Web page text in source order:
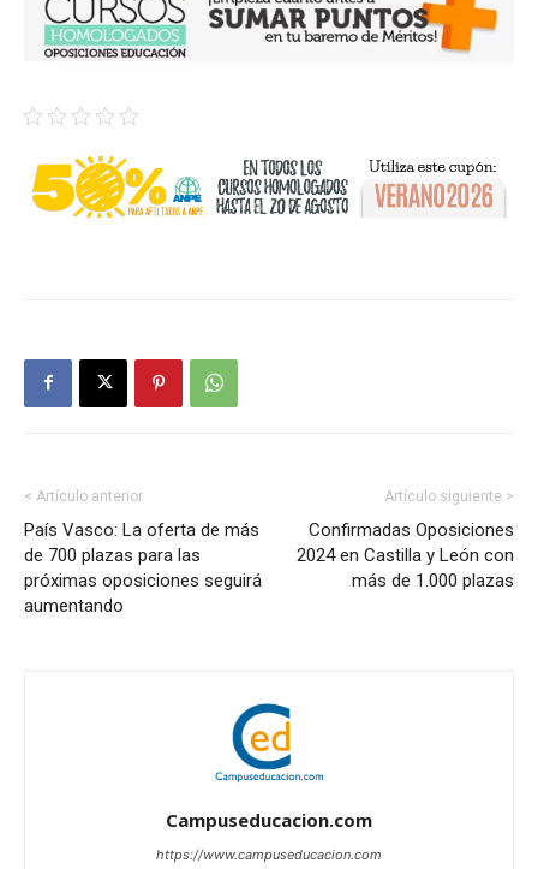
< Artículo anterior
País Vasco: La oferta de más
de 700 plazas para las
próximas oposiciones seguirá
aumentando
Artículo siguiente >
Confirmadas Oposiciones
2024 en Castilla y León con
más de 1.000 plazas
Campuseducacion.com
https://www.campuseducacion.com